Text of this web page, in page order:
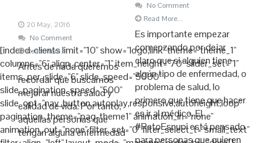
20 May, 2016
No Comment
Read More...
Antes de nada queremos
recordar que buscamos
mejorar nuestra salud y
calidad de vida. Por tanto,
aquellas personas que
tengan alguna enfermedad
No Comment
Read More...
Es importante empezar
comenzando por dejar
claro que si alguien tiene
algún tipo de enfermedad, o
problema de salud, lo
primero que tiene que hacer
es ir al médico. El
#RetoEsnupi está pensado
para personas que quieren
[indeed-clients limit="10" show="logo,link" theme="theme_1"
columns="6" align_center="1" item_height="70" slider_set="1"
items_per_slide="6" slide_speed="5000"
slide_pagination_speed="500"
slide_opt="nav_button,autoplay,responsive,autoheight,loop"
pagination_theme="pag-theme1" animation_in="none"
animation_out="none" filter_set="0" filter_select_t="small_text"